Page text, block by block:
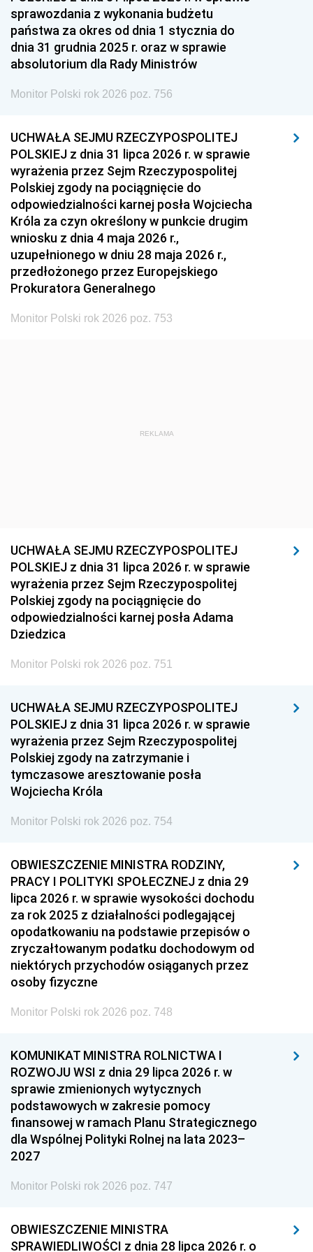
1936 1930
sprawozdania z wykonania budżetu
państwa za okres od dnia 1 stycznia do
dnia 31 grudnia 2025 r. oraz w sprawie
absolutorium dla Rady Ministrów
Monitor Polski rok 2026 poz. 756
UCHWAŁA SEJMU RZECZYPOSPOLITEJ
POLSKIEJ z dnia 31 lipca 2026 r. w sprawie
wyrażenia przez Sejm Rzeczypospolitej
Polskiej zgody na pociągnięcie do
odpowiedzialności karnej posła Wojciecha
Króla za czyn określony w punkcie drugim
wniosku z dnia 4 maja 2026 r.,
uzupełnionego w dniu 28 maja 2026 r.,
przedłożonego przez Europejskiego
Prokuratora Generalnego
Monitor Polski rok 2026 poz. 753
REKLAMA
UCHWAŁA SEJMU RZECZYPOSPOLITEJ
POLSKIEJ z dnia 31 lipca 2026 r. w sprawie
wyrażenia przez Sejm Rzeczypospolitej
Polskiej zgody na pociągnięcie do
odpowiedzialności karnej posła Adama
Dziedzica
Monitor Polski rok 2026 poz. 751
UCHWAŁA SEJMU RZECZYPOSPOLITEJ
POLSKIEJ z dnia 31 lipca 2026 r. w sprawie
wyrażenia przez Sejm Rzeczypospolitej
Polskiej zgody na zatrzymanie i
tymczasowe aresztowanie posła
Wojciecha Króla
Monitor Polski rok 2026 poz. 754
OBWIESZCZENIE MINISTRA RODZINY,
PRACY I POLITYKI SPOŁECZNEJ z dnia 29
lipca 2026 r. w sprawie wysokości dochodu
za rok 2025 z działalności podlegającej
opodatkowaniu na podstawie przepisów o
zryczałtowanym podatku dochodowym od
niektórych przychodów osiąganych przez
osoby fizyczne
Monitor Polski rok 2026 poz. 748
KOMUNIKAT MINISTRA ROLNICTWA I
ROZWOJU WSI z dnia 29 lipca 2026 r. w
sprawie zmienionych wytycznych
podstawowych w zakresie pomocy
finansowej w ramach Planu Strategicznego
dla Wspólnej Polityki Rolnej na lata 2023–
2027
Monitor Polski rok 2026 poz. 747
OBWIESZCZENIE MINISTRA
SPRAWIEDLIWOŚCI z dnia 28 lipca 2026 r. o